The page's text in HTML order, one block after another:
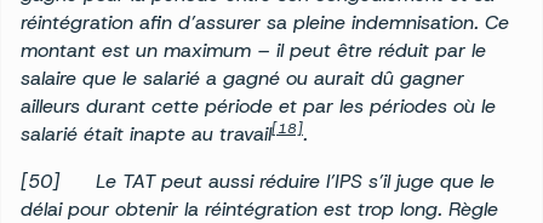
réintégration afin d’assurer sa pleine indemnisation. Ce
montant est un maximum – il peut être réduit par le
salaire que le salarié a gagné ou aurait dû gagner
ailleurs durant cette période et par les périodes où le
salarié était inapte au travail[18].
[50] Le TAT peut aussi réduire l’IPS s’il juge que le
délai pour obtenir la réintégration est trop long. Règle